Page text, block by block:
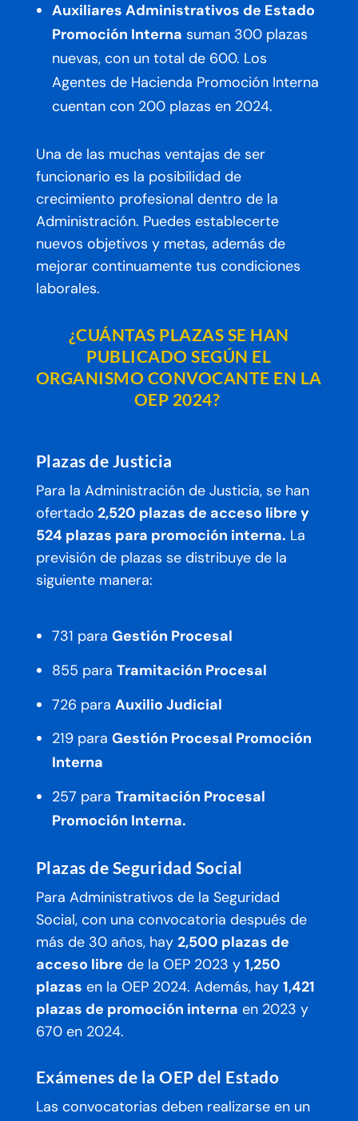
Auxiliares Administrativos de Estado
Promoción Interna suman 300 plazas
nuevas, con un total de 600. Los
Agentes de Hacienda Promoción Interna
cuentan con 200 plazas en 2024.
Una de las muchas ventajas de ser
funcionario es la posibilidad de
crecimiento profesional dentro de la
Administración. Puedes establecerte
nuevos objetivos y metas, además de
mejorar continuamente tus condiciones
laborales.
¿CUÁNTAS PLAZAS SE HAN
PUBLICADO SEGÚN EL
ORGANISMO CONVOCANTE EN LA
OEP 2024?
Plazas de Justicia
Para la Administración de Justicia, se han
ofertado 2,520 plazas de acceso libre y
524 plazas para promoción interna. La
previsión de plazas se distribuye de la
siguiente manera:
731 paraGestión Procesal
855 paraTramitación Procesal
726 paraAuxilio Judicial
219 paraGestión Procesal Promoción
Interna
257 paraTramitación Procesal
Promoción Interna.
Plazas de Seguridad Social
Para Administrativos de la Seguridad
Social, con una convocatoria después de
más de 30 años, hay 2,500 plazas de
acceso libre de la OEP 2023 y 1,250
plazas en la OEP 2024. Además, hay 1,421
plazas de promoción interna en 2023 y
670 en 2024.
Exámenes de la OEP del Estado
Las convocatorias deben realizarse en un